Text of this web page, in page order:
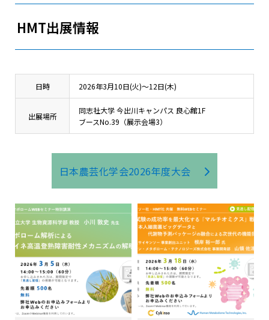
HMT出展情報
日時 2026年3月10日(火)～12日(木)
出展場所
同志社大学 今出川キャンパス 良心館1F
ブースNo.39（展示会場3）
日本農芸化学会2026年度大会